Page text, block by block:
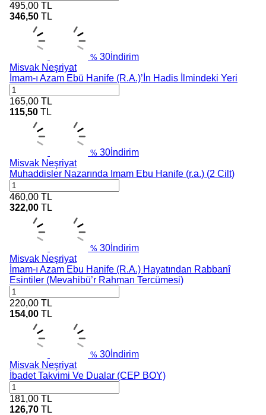
495,00 TL
346,50 TL
% 30 İndirim
Misvak Neşriyat
İmam-ı Azam Ebü Hanife (R.A.)’İn Hadis İlmindeki Yeri
165,00 TL
115,50 TL
% 30 İndirim
Misvak Neşriyat
Muhaddisler Nazarında Imam Ebu Hanife (r.a.) (2 Cilt)
460,00 TL
322,00 TL
% 30 İndirim
Misvak Neşriyat
İmam-ı Azam Ebu Hanife (R.A.) Hayatından Rabbanî
Esintiler (Mevahibü’r Rahman Tercümesi)
220,00 TL
154,00 TL
% 30 İndirim
Misvak Neşriyat
İbadet Takvimi Ve Dualar (CEP BOY)
181,00 TL
126,70 TL